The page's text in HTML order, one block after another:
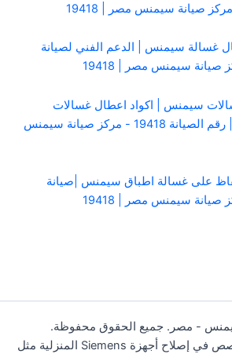
غسالة سيمنس | الدعم الفني لصيانة
سيمنس | اكواد اعطال غسالات
سيمنس وطرق الحل | رقم الصيانة 19418 - مركز صيانة سيمنس
على غسالة اطباق سيمنس |صيانة
- مصر. جميع الحقوق محفوظة.
نحن مركز صيانة متخصص في إصلاح أجهزة Siemens المنزلية مثل